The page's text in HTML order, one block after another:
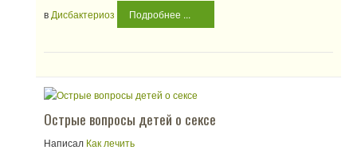
в Дисбактериоз Подробнее ...
Острые вопросы детей о сексе
Написал Как лечить